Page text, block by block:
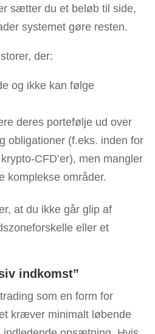
sætter du et beløb til side,
systemet gøre resten.
der:
og ikke kan følge
deres portefølje ud over
obligationer (f.eks. inden for
CFD’er), men mangler
komplekse områder.
at du ikke går glip af
eller et
indkomst”
som en form for
kræver minimalt løbende